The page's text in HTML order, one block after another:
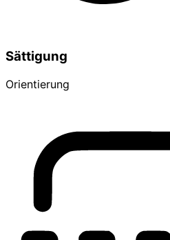
Sättigung
Orientierung